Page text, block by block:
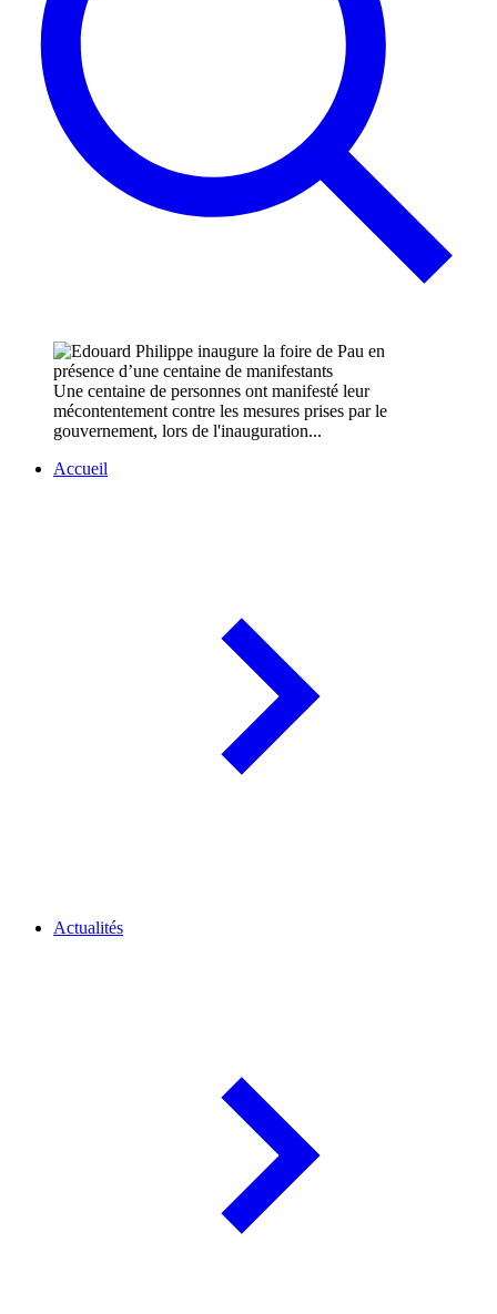
Une centaine de personnes ont manifesté leur
mécontentement contre les mesures prises par le
gouvernement, lors de l'inauguration...
Accueil
Actualités